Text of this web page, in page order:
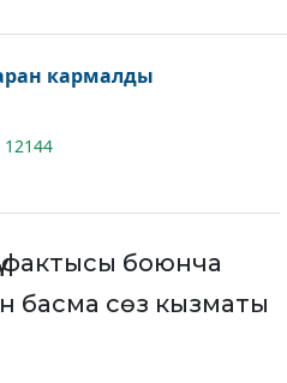
кармалды
12144
фактысы боюнча
басма сөз кызматы